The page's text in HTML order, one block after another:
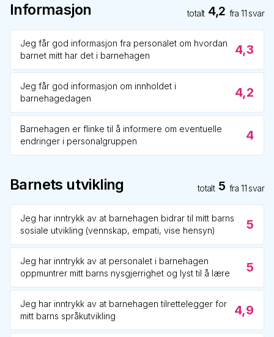
Informasjon totalt 4,2 fra11 svar
Jeg får god informasjon fra personalet om hvordan
barnet mitt har det i barnehagen
4,3
Jeg får god informasjon om innholdet i
barnehagedagen
4,2
Barnehagen er flinke til å informere om eventuelle
endringer i personalgruppen
4
Barnets utvikling totalt 5 fra11 svar
Jeg har inntrykk av at barnehagen bidrar til mitt barns
sosiale utvikling (vennskap, empati, vise hensyn)
5
Jeg har inntrykk av at personalet i barnehagen
oppmuntrer mitt barns nysgjerrighet og lyst til å lære
5
Jeg har inntrykk av at barnehagen tilrettelegger for
mitt barns språkutvikling
4,9